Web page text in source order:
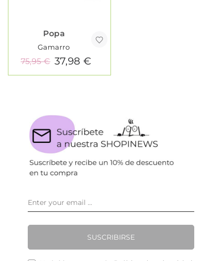
Popa
Gamarro
37,98 €
75,95 €
SUSCRIBIRSE